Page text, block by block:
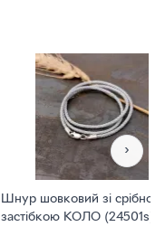
Шнур шовковий зі срібною
застібкою КОЛО (24501s)
›